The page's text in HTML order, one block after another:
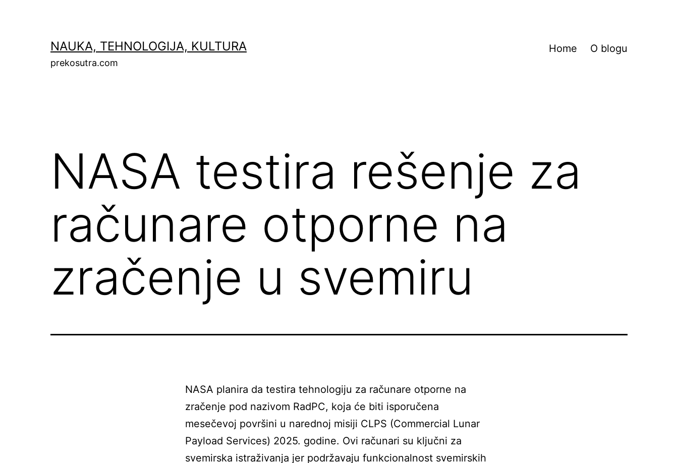
NAUKA, TEHNOLOGIJA, KULTURA
prekosutra.com
Home O blogu
NASA testira rešenje za
računare otporne na
zračenje u svemiru
NASA planira da testira tehnologiju za računare otporne na
zračenje pod nazivom RadPC, koja će biti isporučena
mesečevoj površini u narednoj misiji CLPS (Commercial Lunar
Payload Services) 2025. godine. Ovi računari su ključni za
svemirska istraživanja jer podržavaju funkcionalnost svemirskih